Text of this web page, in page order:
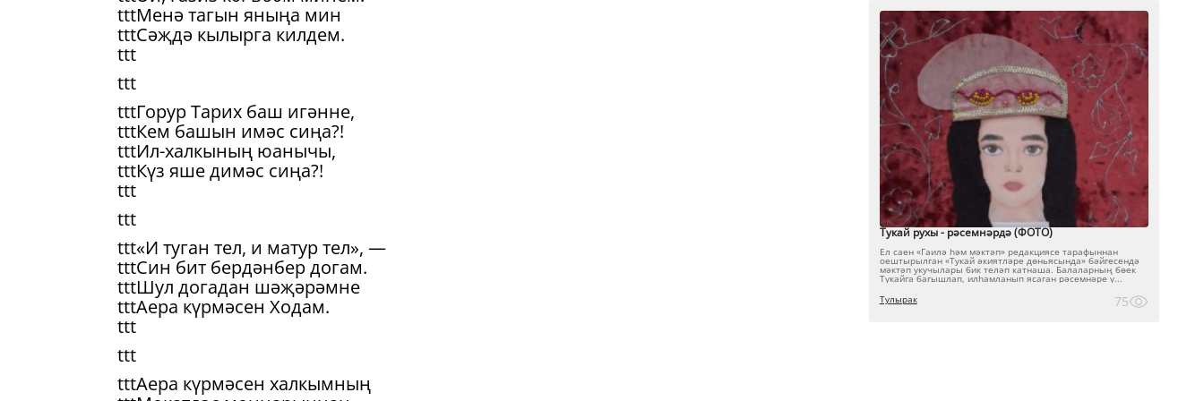
tttМенә тагын яныңа мин
tttСәҗдә кылырга килдем.
ttt
ttt
tttГорур Тарих баш игәнне,
tttКем башын имәс сиңа?!
tttИл-халкының юанычы,
tttКүз яше димәс сиңа?!
ttt
ttt
ttt«И туган тел, и матур тел», —
tttСин бит бердәнбер догам.
tttШул догадан шәҗәрәмне
tttАера күрмәсен Ходам.
ttt
ttt
tttАера күрмәсен халкымның
Тукай рухы - рәсемнәрдә (ФОТО)
Ел саен «Гаилә һәм мәктәп» редакциясе тарафыннан
оештырылган «Тукай әкиятләре дөньясында» бәйгесендә
мәктәп укучылары бик теләп катнаша. Балаларның бөек
Тукайга багышлап, илһамланып ясаган рәсемнәре ү...
Тулырак
75